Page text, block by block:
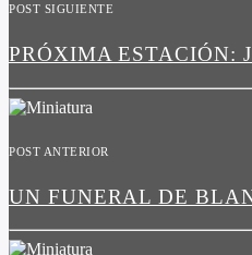
POST SIGUIENTE
PRÓXIMA ESTACIÓN:
POST ANTERIOR
UN FUNERAL DE